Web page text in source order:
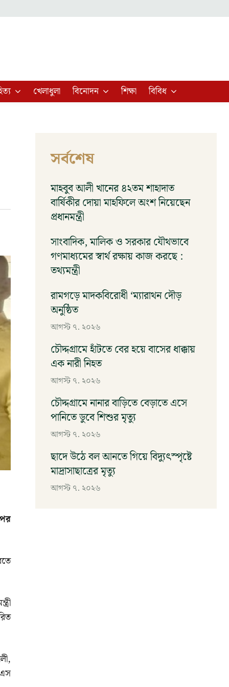
খেলাধুলা বিনোদন শিক্ষা বিবিধ
সর্বশেষ
মাহবুব আলী খানের ৪২তম শাহাদাত
বার্ষিকীর দোয়া মাহফিলে অংশ নিয়েছেন
প্রধানমন্ত্রী
আগস্ট ৭, ২০২৬
সাংবাদিক, মালিক ও সরকার যৌথভাবে
গণমাধ্যমের স্বার্থ রক্ষায় কাজ করছে :
তথ্যমন্ত্রী
রামগড়ে মাদকবিরোধী ‘ম্যারাথন দৌড়
অনুষ্ঠিত
আগস্ট ৭, ২০২৬
চৌদ্দগ্রামে হাঁটতে বের হয়ে বাসের ধাক্কায়
এক নারী নিহত
আগস্ট ৭, ২০২৬
চৌদ্দগ্রামে নানার বাড়িতে বেড়াতে এসে
পানিতে ডুবে শিশুর মৃত্যু
আগস্ট ৭, ২০২৬
ছাদে উঠে বল আনতে গিয়ে বিদ্যুৎস্পৃষ্টে
মাদ্রাসাছাত্রের মৃত্যু
আগস্ট ৭, ২০২৬